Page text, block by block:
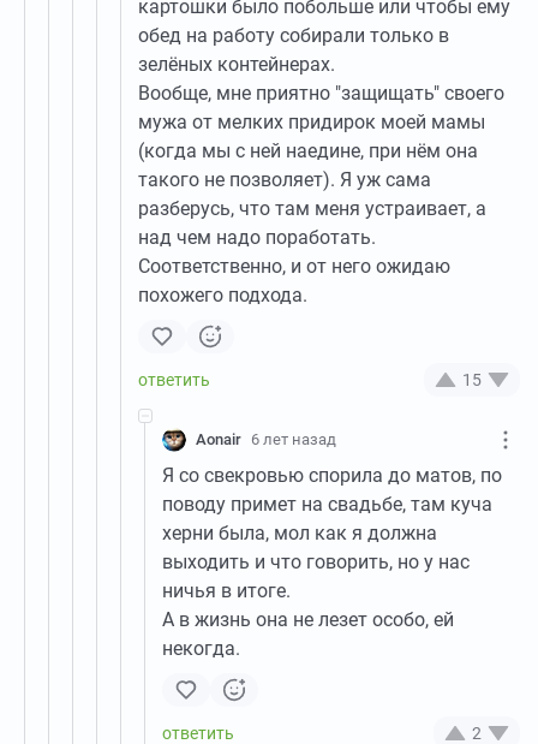
картошки было побольше или чтобы ему
обед на работу собирали только в
зелёных контейнерах.
Вообще, мне приятно "защищать" своего
мужа от мелких придирок моей мамы
(когда мы с ней наедине, при нём она
такого не позволяет). Я уж сама
разберусь, что там меня устраивает, а
над чем надо поработать.
Соответственно, и от него ожидаю
похожего подхода.
15
Aonair 6 лет назад
Я со свекровью спорила до матов, по
поводу примет на свадьбе, там куча
херни была, мол как я должна
выходить и что говорить, но у нас
ничья в итоге.
А в жизнь она не лезет особо, ей
некогда.
2